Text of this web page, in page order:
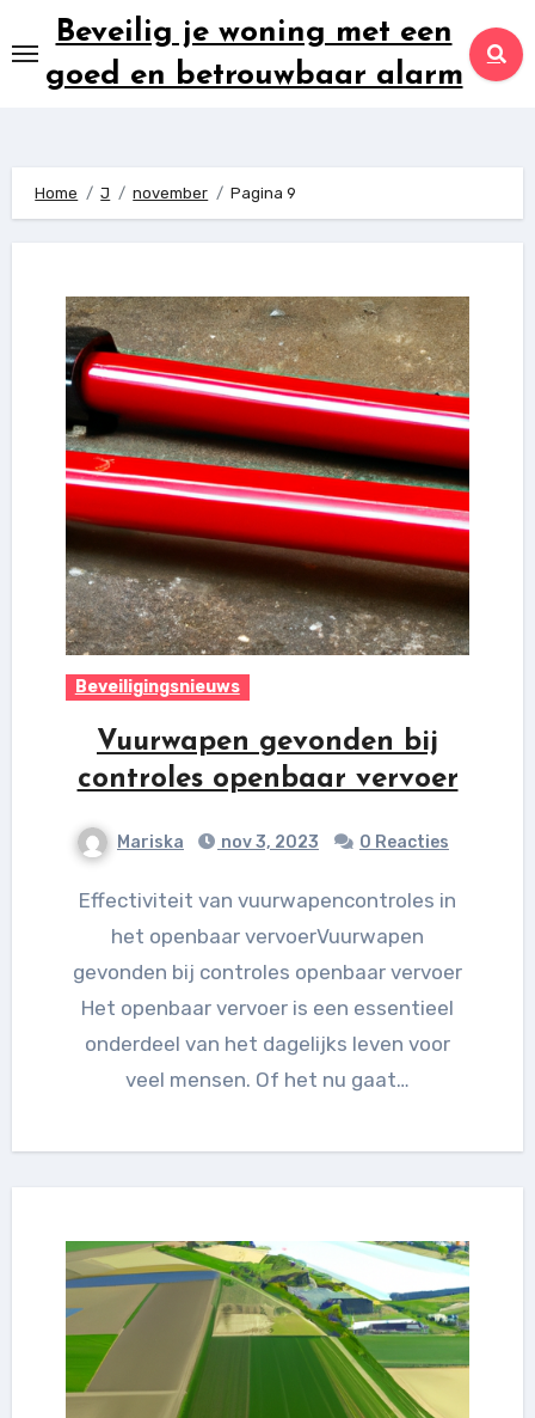
naar
inhoud
Beveilig je woning met een
goed en betrouwbaar alarm
Home J november Pagina 9
Beveiligingsnieuws
Vuurwapen gevonden bij
controles openbaar vervoer
Mariska nov 3, 2023 0 Reacties
Effectiviteit van vuurwapencontroles in
het openbaar vervoerVuurwapen
gevonden bij controles openbaar vervoer
Het openbaar vervoer is een essentieel
onderdeel van het dagelijks leven voor
veel mensen. Of het nu gaat…